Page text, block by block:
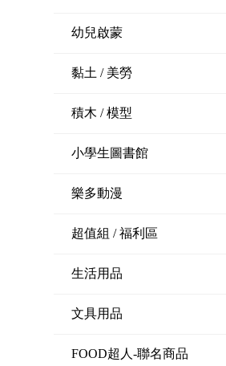
幼兒啟蒙
黏土 / 美勞
積木 / 模型
小學生圖書館
樂多動漫
超值組 / 福利區
生活用品
文具用品
FOOD超人-聯名商品